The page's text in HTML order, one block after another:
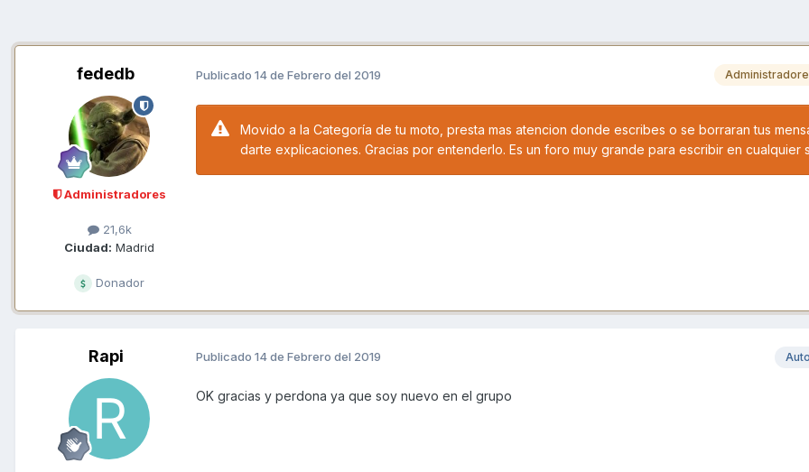
fededb
Administradores
21,6k
Ciudad: Madrid
Donador
Publicado 14 de Febrero del 2019
Movido a la Categoría de tu moto, presta mas atencion donde escribes o se borraran tus
darte explicaciones. Gracias por entenderlo. Es un foro muy grande para escribir en cualquier
Rapi Publicado 14 de Febrero del 2019
OK gracias y perdona ya que soy nuevo en el grupo